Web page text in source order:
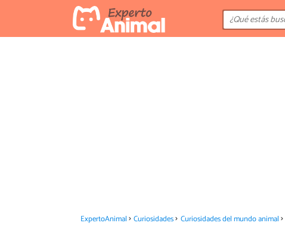
ExpertoAnimal Curiosidades Curiosidades del mundo animal